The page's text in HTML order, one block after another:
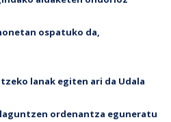
ospatuko da,
lanak egiten ari da Udala
laguntzen ordenantza eguneratu